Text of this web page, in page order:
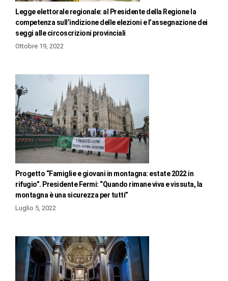
Legge elettorale regionale: al Presidente della Regione la
competenza sull’indizione delle elezioni e l’assegnazione dei
seggi alle circoscrizioni provinciali
Ottobre 19, 2022
Progetto “Famiglie e giovani in montagna: estate 2022 in
rifugio”. Presidente Fermi: “Quando rimane viva e vissuta, la
montagna è una sicurezza per tutti”
Luglio 5, 2022